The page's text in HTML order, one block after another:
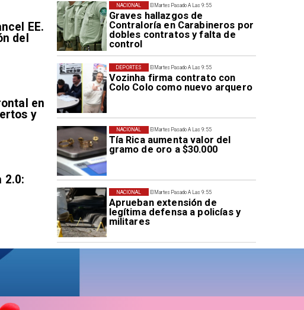
El Martes Pasado A Las 9:55
Graves hallazgos de
Contraloría en Carabineros por
dobles contratos y falta de
control
NACIONAL
El Martes Pasado A Las 9:55
Vozinha firma contrato con
Colo Colo como nuevo arquero
DEPORTES
El Martes Pasado A Las 9:55
Tía Rica aumenta valor del
gramo de oro a $30.000
NACIONAL
El Martes Pasado A Las 9:55
Aprueban extensión de
legítima defensa a policías y
militares
NACIONAL
EE.
del
en
y
2.0: